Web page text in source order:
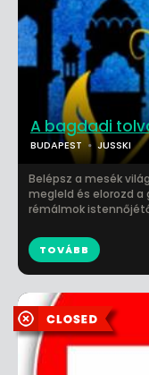
A bagdadi
BUDAPEST JUSSKI
Belépsz a mesék
megleld és elorozd a
rémálmok
TOVÁBB